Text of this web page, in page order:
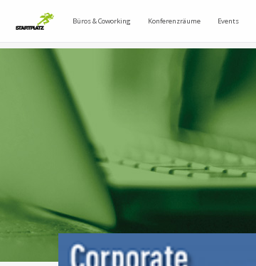
Büros & Coworking Konferenzräume Events